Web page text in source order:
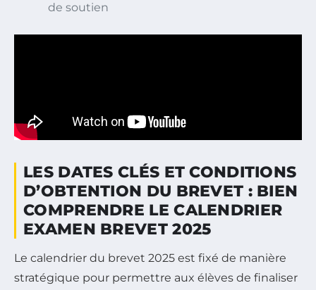
de soutien
LES DATES CLÉS ET CONDITIONS
D’OBTENTION DU BREVET : BIEN
COMPRENDRE LE CALENDRIER
EXAMEN BREVET 2025
Le calendrier du brevet 2025 est fixé de manière
stratégique pour permettre aux élèves de finaliser